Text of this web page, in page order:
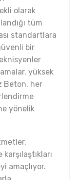
olarak
tüm
standartlara
bir
yüksek
Beton, her
yönelik
amaçlıyor.